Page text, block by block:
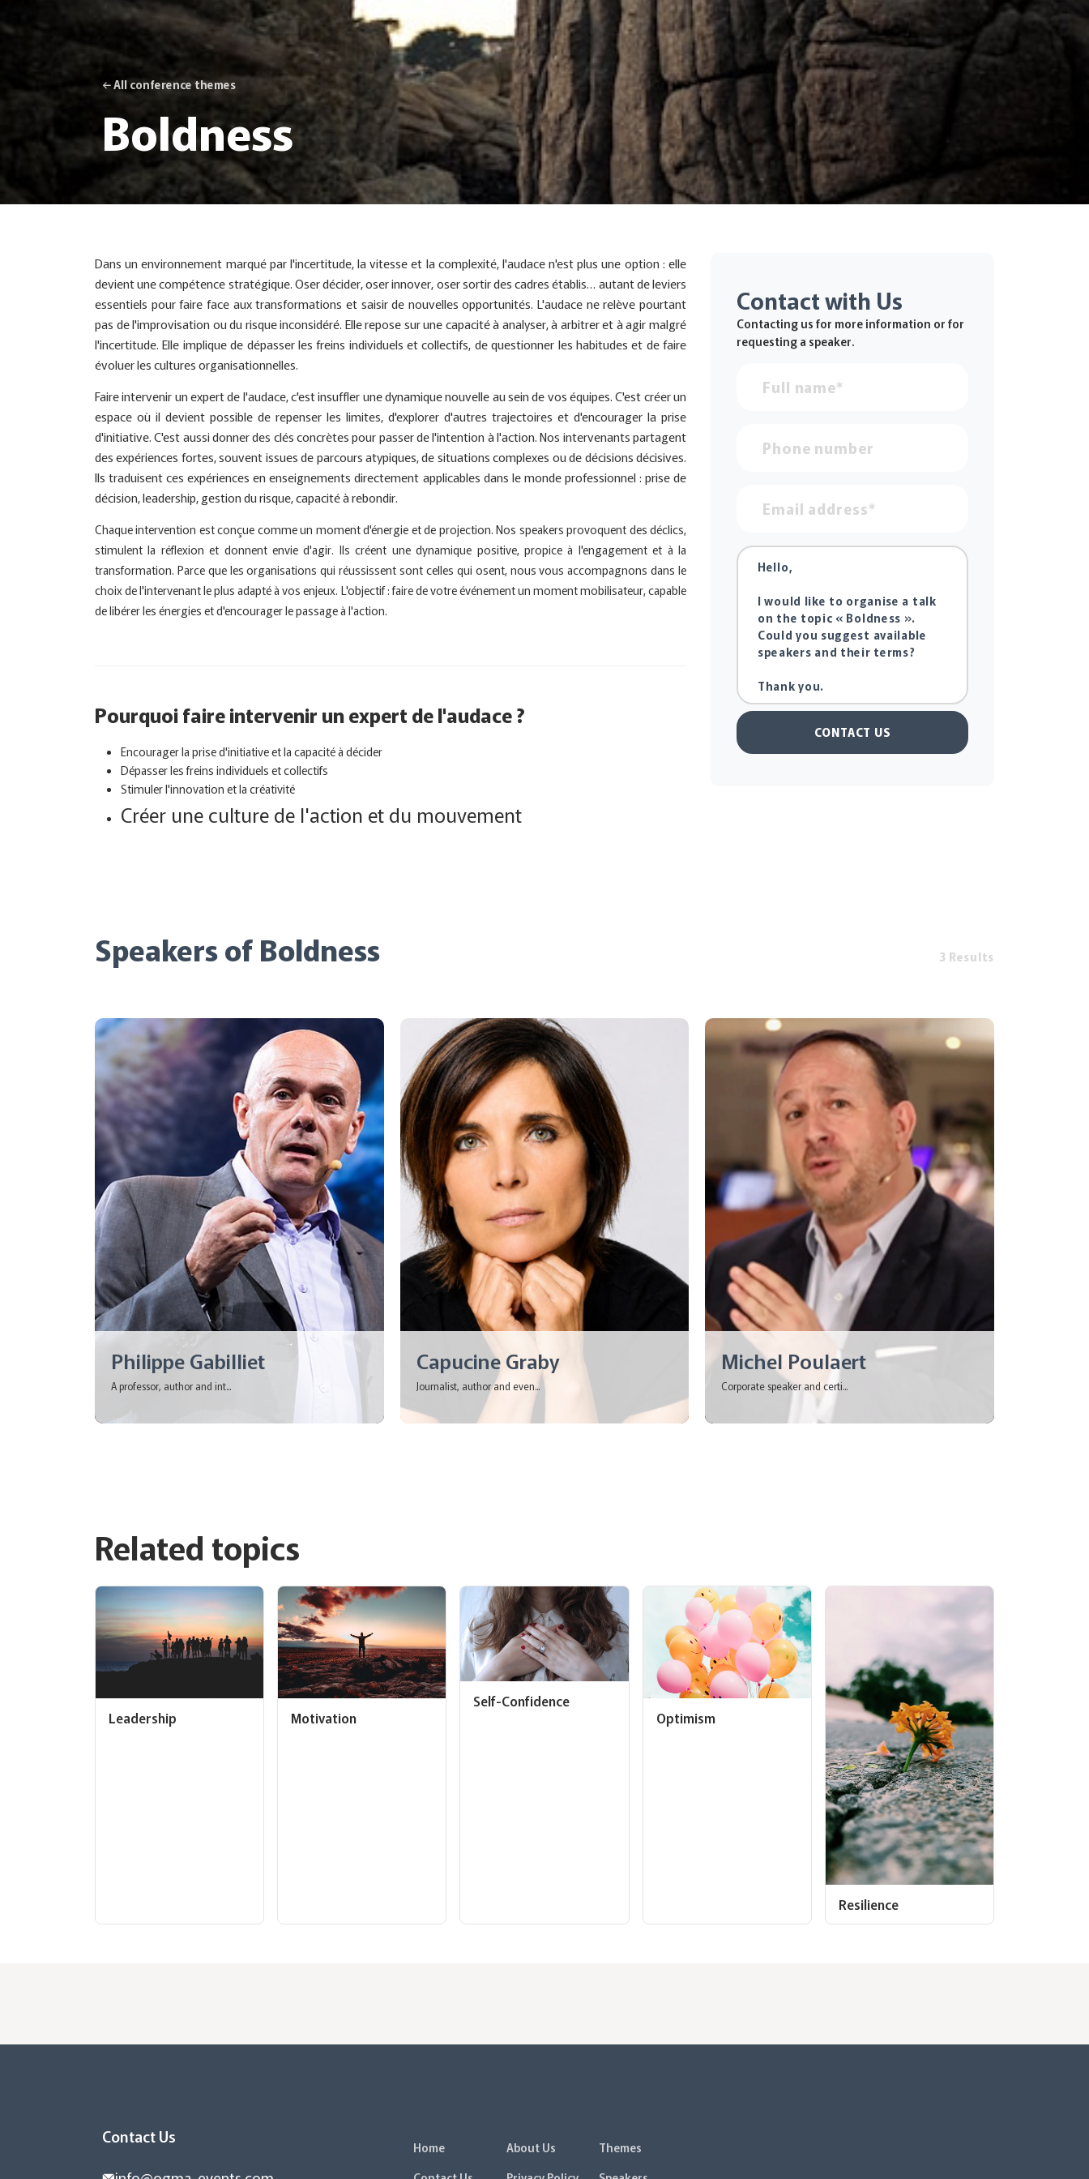
← All conference themes
Boldness
Dans un environnement marqué par l'incertitude, la vitesse et la complexité, l'audace n'est plus une option : elle
devient une compétence stratégique. Oser décider, oser innover, oser sortir des cadres établis… autant de leviers
essentiels pour faire face aux transformations et saisir de nouvelles opportunités. L'audace ne relève pourtant
pas de l'improvisation ou du risque inconsidéré. Elle repose sur une capacité à analyser, à arbitrer et à agir malgré
l'incertitude. Elle implique de dépasser les freins individuels et collectifs, de questionner les habitudes et de faire
évoluer les cultures organisationnelles.
Faire intervenir un expert de l'audace, c'est insuffler une dynamique nouvelle au sein de vos équipes. C'est créer un
espace où il devient possible de repenser les limites, d'explorer d'autres trajectoires et d'encourager la prise
d'initiative. C'est aussi donner des clés concrètes pour passer de l'intention à l'action. Nos intervenants partagent
des expériences fortes, souvent issues de parcours atypiques, de situations complexes ou de décisions décisives.
Ils traduisent ces expériences en enseignements directement applicables dans le monde professionnel : prise de
décision, leadership, gestion du risque, capacité à rebondir.
Chaque intervention est conçue comme un moment d'énergie et de projection. Nos speakers provoquent des déclics,
stimulent la réflexion et donnent envie d'agir. Ils créent une dynamique positive, propice à l'engagement et à la
transformation. Parce que les organisations qui réussissent sont celles qui osent, nous vous accompagnons dans le
choix de l'intervenant le plus adapté à vos enjeux. L'objectif : faire de votre événement un moment mobilisateur, capable
de libérer les énergies et d'encourager le passage à l'action.
Pourquoi faire intervenir un expert de l'audace ?
Encourager la prise d'initiative et la capacité à décider
Dépasser les freins individuels et collectifs
Stimuler l'innovation et la créativité
Créer une culture de l'action et du mouvement
Contact with Us
Contacting us for more information or for
requesting a speaker.
CONTACT US
Speakers of Boldness 3 Results
Philippe Gabilliet
A professor, author and int...
Capucine Graby
Journalist, author and even...
Michel Poulaert
Corporate speaker and certi...
Related topics
Leadership Motivation
Self-Confidence
Optimism
Resilience
Contact Us
Home About Us
Themes